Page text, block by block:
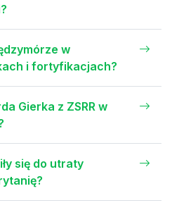
w
i fortyfikacjach?
Gierka z ZSRR w
się do utraty